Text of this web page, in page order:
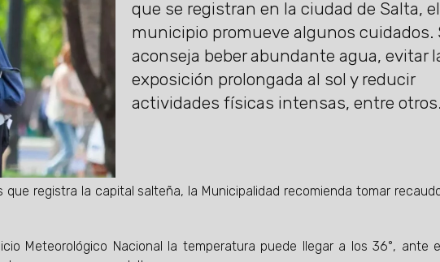
que se registran en la ciudad de Salta, el
municipio promueve algunos cuidados.
aconseja beber abundante agua, evitar
exposición prolongada al sol y reducir
actividades físicas intensas, entre otros.
registra la capital salteña, la Municipalidad recomienda tomar
Meteorológico Nacional la temperatura puede llegar a los 36°, ante